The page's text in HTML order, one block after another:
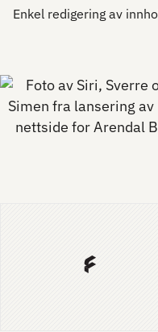
Enkel redigering av